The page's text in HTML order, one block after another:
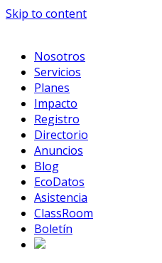
Skip to content
Nosotros
Servicios
Planes
Impacto
Registro
Directorio
Anuncios
Blog
EcoDatos
Asistencia
ClassRoom
Boletín